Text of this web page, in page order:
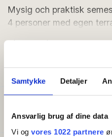
Samtykke Detaljer
Ansvarlig brug af dine data
Vi og vores 1022 partnere
Mysig och praktisk
4 personer med egen
Trots stugans kompakta
vare en funktionell och
Stugan har ett litet men
handfat med kallt vatten,
personer. I ena änden av
matbord med plats för
Visa mer
BEKVÄMLIGHETER
Antal bäddar: 4